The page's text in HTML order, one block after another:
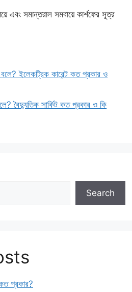
এবং সমান্তরাল সমবায়ে কার্শফের সূত্র
বলে? ইলেকট্রিক কারেন্ট কত প্রকার ও
বৈদ্যুতিক সার্কিট কত প্রকার ও কি
Search
প্রকার?